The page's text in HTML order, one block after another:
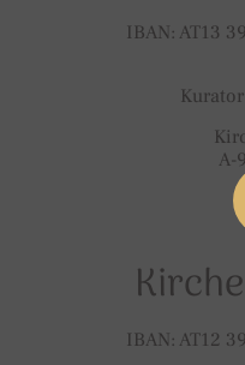
IBAN: AT13
A-
IBAN: AT12